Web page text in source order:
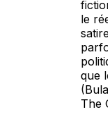
le
que
The